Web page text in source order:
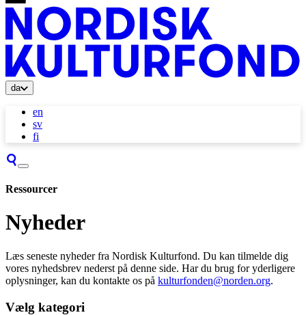
da
en
sv
fi
Ressourcer
Nyheder
Læs seneste nyheder fra Nordisk Kulturfond. Du kan tilmelde dig
vores nyhedsbrev nederst på denne side. Har du brug for yderligere
oplysninger, kan du kontakte os på kulturfonden@norden.org.
Vælg kategori